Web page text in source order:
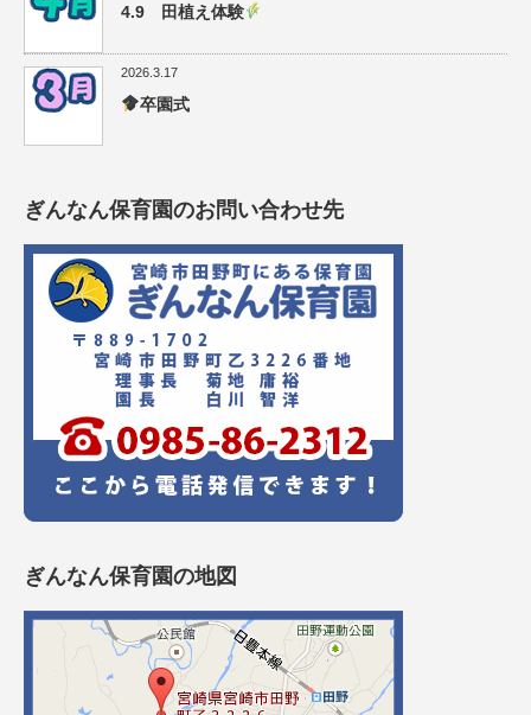
4.9 田植え体験
2026.3.17
卒園式
ぎんなん保育園のお問い合わせ先
ぎんなん保育園の地図